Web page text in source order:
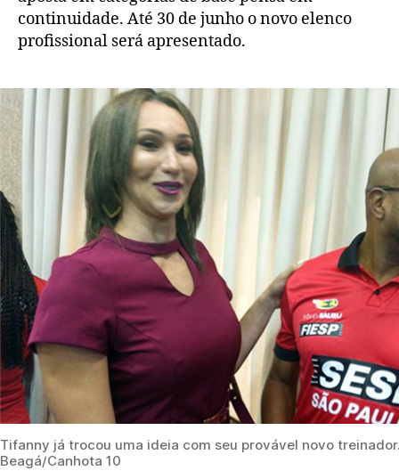
continuidade. Até 30 de junho o novo elenco
profissional será apresentado.
Tifanny já trocou uma ideia com seu provável novo
Beagá/Canhota 10